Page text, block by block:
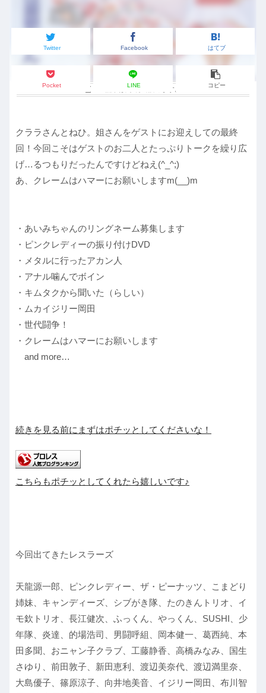
Twitter Facebook はてブ
Pocket LINE コピー
この記事は 約2分 で読めます。
クララさんとねひ。姐さんをゲストにお迎えしての最終
回！今回こそはゲストのお二人とたっぷりトークを繰り広
げ…るつもりだったんですけどねえ(^_^;)
あ、クレームはハマーにお願いしますm(__)m
・あいみちゃんのリングネーム募集します
・ピンクレディーの振り付けDVD
・メタルに行ったアカン人
・アナル噛んでボイン
・キムタクから聞いた（らしい）
・ムカイジリー岡田
・世代闘争！
・クレームはハマーにお願いします
and more…
続きを見る前にまずはポチッとしてくださいな！
こちらもポチッとしてくれたら嬉しいです♪
今回出てきたレスラーズ
天龍源一郎、ピンクレディー、ザ・ピーナッツ、こまどり
姉妹、キャンディーズ、シブがき隊、たのきんトリオ、イ
モ欽トリオ、長江健次、ふっくん、やっくん、SUSHI、少
年隊、炎達、的場浩司、男闘呼組、岡本健一、葛西純、本
田多聞、おニャン子クラブ、工藤静香、高橋みなみ、国生
さゆり、前田敦子、新田恵利、渡辺美奈代、渡辺満里奈、
大島優子、篠原涼子、向井地美音、イジリー岡田、布川智